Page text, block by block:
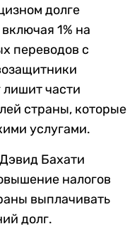
долге
1% на
переводов с
лишит части
страны, которые
услугами.
Бахати
налогов
выплачивать
долг.